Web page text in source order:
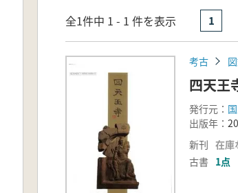
全1件中 1 - 1 件を表示 1
考古
四天王
発行元：
出版年：
新刊 在庫
古書 1点